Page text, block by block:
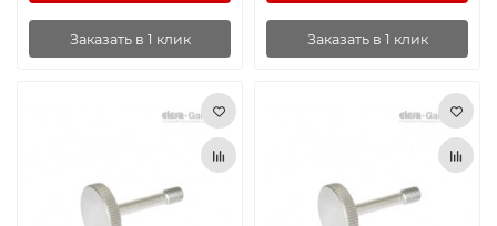
Шарнирные, механические фиксаторы и натяжные
замки с крюком
Аксессуары для гидравлики
Зажимные соединители для труб
Ролики и колёса
Заказать в 1 клик Заказать в 1 клик